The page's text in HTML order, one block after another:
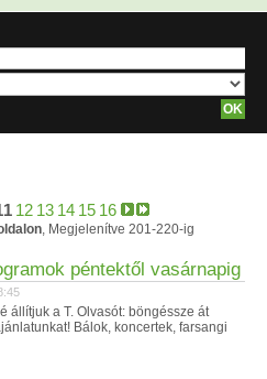
12 13 14 15 16
, Megjelenítve 201-220-ig
péntektől vasárnapig
állítjuk a T. Olvasót: böngéssze át
Bálok, koncertek, farsangi